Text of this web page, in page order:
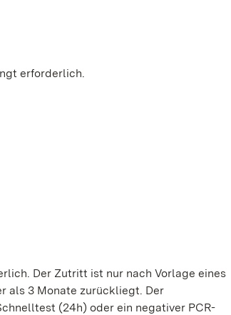
erforderlich.
Der Zutritt ist nur nach Vorlage eines
als 3 Monate zurückliegt. Der
(24h) oder ein negativer PCR-